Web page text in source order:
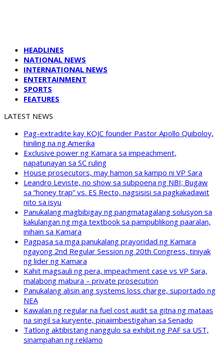
HEADLINES
NATIONAL NEWS
INTERNATIONAL NEWS
ENTERTAINMENT
SPORTS
FEATURES
LATEST NEWS
Pag-extradite kay KOJC founder Pastor Apollo Quiboloy,
hiniling na ng Amerika
Exclusive power ng Kamara sa impeachment,
napatunayan sa SC ruling
House prosecutors, may hamon sa kampo ni VP Sara
Leandro Leviste, no show sa subpoena ng NBI; Bugaw
sa “honey trap” vs. ES Recto, nagsisisi sa pagkakadawit
nito sa isyu
Panukalang magbibigay ng pangmatagalang solusyon sa
kakulangan ng mga textbook sa pampublikong paaralan,
inihain sa Kamara
Pagpasa sa mga panukalang prayoridad ng Kamara
ngayong 2nd Regular Session ng 20th Congress, tiniyak
ng lider ng Kamara
Kahit magsauli ng pera, impeachment case vs VP Sara,
malabong mabura – private prosecution
Panukalang alisin ang systems loss charge, suportado ng
NEA
Kawalan ng regular na fuel cost audit sa gitna ng mataas
na singil sa kuryente, pinaiimbestigahan sa Senado
Tatlong aktibistang nanggulo sa exhibit ng PAF sa UST,
sinampahan ng reklamo